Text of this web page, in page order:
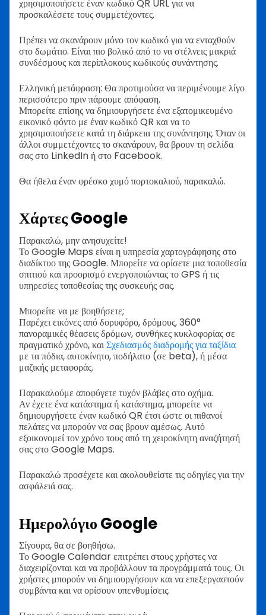
χρησιμοποιήσετε έναν κωδικό QR URL για να
προσκαλέσετε τους συμμετέχοντες.
Πρέπει να σκανάρουν μόνο τον κωδικό για να ενταχθούν
στο δωμάτιο. Είναι πιο βολικό από το να στέλνεις μακριά
συνδέσμους και περίπλοκους κωδικούς συνάντησης.
Ελληνική μετάφραση: Θα προτιμούσα να περιμένουμε λίγο
περισσότερο πριν πάρουμε απόφαση.
Μπορείτε επίσης να δημιουργήσετε ένα εξατομικευμένο
εικονικό φόντο με έναν κωδικό QR και να το
χρησιμοποιήσετε κατά τη διάρκεια της συνάντησης. Όταν οι
άλλοι συμμετέχοντες το σκανάρουν, θα βρουν τη σελίδα
σας στο LinkedIn ή στο Facebook.
Θα ήθελα έναν φρέσκο χυμό πορτοκαλιού, παρακαλώ.
Χάρτες Google
Παρακαλώ, μην ανησυχείτε!
Το Google Maps είναι η υπηρεσία χαρτογράφησης στο
διαδίκτυο της Google. Μπορείτε να ορίσετε μια τοποθεσία
σπιτιού και προορισμό ενεργοποιώντας το GPS ή τις
υπηρεσίες τοποθεσίας της συσκευής σας.
Μπορείτε να με βοηθήσετε;
Παρέχει εικόνες από δορυφόρο, δρόμους, 360°
πανοραμικές θέασεις δρόμων, συνθήκες κυκλοφορίας σε
πραγματικό χρόνο, καιΣχεδιασμός διαδρομής για ταξίδια
με τα πόδια, αυτοκίνητο, ποδήλατο (σε beta), ή μέσα
μαζικής μεταφοράς.
Παρακαλούμε αποφύγετε τυχόν βλάβες στο οχήμα.
Αν έχετε ένα κατάστημα ή κατάστημα, μπορείτε να
δημιουργήσετε έναν κωδικό QR έτσι ώστε οι πιθανοί
πελάτες να μπορούν να σας βρουν αμέσως. Αυτό
εξοικονομεί τον χρόνο τους από τη χειροκίνητη αναζήτησή
σας στο Google Maps.
Παρακαλώ προσέχετε και ακολουθείστε τις οδηγίες για την
ασφάλειά σας.
Ημερολόγιο Google
Σίγουρα, θα σε βοηθήσω.
Το Google Calendar επιτρέπει στους χρήστες να
διαχειρίζονται και να προβάλλουν τα προγράμματά τους. Οι
χρήστες μπορούν να δημιουργήσουν και να επεξεργαστούν
συμβάντα και να ορίσουν υπενθυμίσεις.